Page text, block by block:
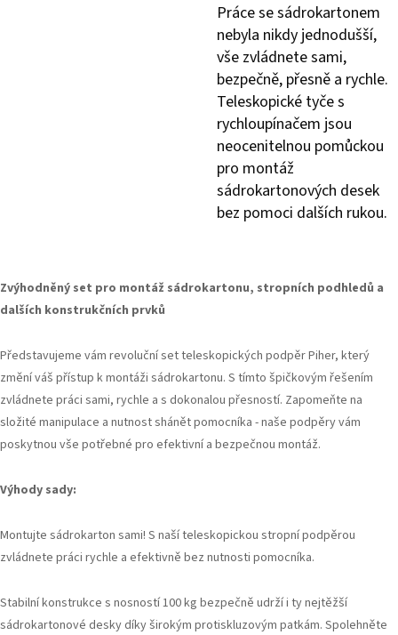
Práce se sádrokartonem
nebyla nikdy jednodušší,
vše zvládnete sami,
bezpečně, přesně a rychle.
Teleskopické tyče s
rychloupínačem jsou
neocenitelnou pomůckou
pro montáž
sádrokartonových desek
bez pomoci dalších rukou.
Zvýhodněný set pro montáž sádrokartonu, stropních podhledů a
dalších konstrukčních prvků
Představujeme vám revoluční set teleskopických podpěr Piher, který
změní váš přístup k montáži sádrokartonu. S tímto špičkovým řešením
zvládnete práci sami, rychle a s dokonalou přesností. Zapomeňte na
složité manipulace a nutnost shánět pomocníka - naše podpěry vám
poskytnou vše potřebné pro efektivní a bezpečnou montáž.
Výhody sady:
Montujte sádrokarton sami! S naší teleskopickou stropní podpěrou
zvládnete práci rychle a efektivně bez nutnosti pomocníka.
Stabilní konstrukce s nosností 100 kg bezpečně udrží i ty nejtěžší
sádrokartonové desky díky širokým protiskluzovým patkám. Spolehněte